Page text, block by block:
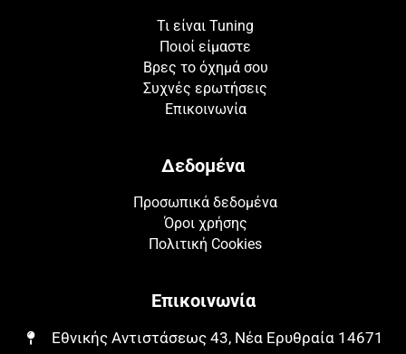
Τι είναι Tuning
Ποιοί είμαστε
Βρες το όχημά σου
Συχνές ερωτήσεις
Επικοινωνία
Δεδομένα
Προσωπικά δεδομένα
Όροι χρήσης
Πολιτική Cookies
Επικοινωνία
Εθνικής Αντιστάσεως 43, Νέα Ερυθραία 14671​​